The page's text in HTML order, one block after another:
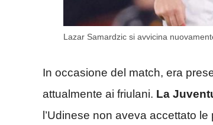
Lazar Samardzic si avvicina
In occasione del match, era
attualmente ai friulani. La
l’Udinese non aveva accettato